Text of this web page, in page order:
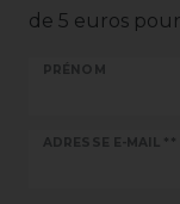
de 5 euros
PRÉNOM
ADRESSE E-MAIL **